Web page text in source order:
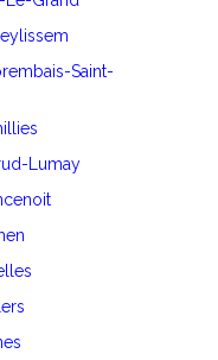
Saint-
Lumay